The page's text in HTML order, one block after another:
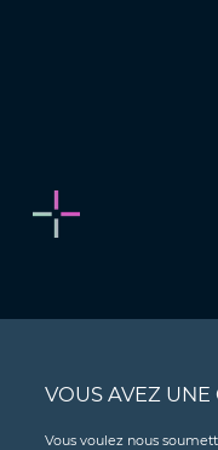
VOUS AVEZ UNE
Vous voulez nous